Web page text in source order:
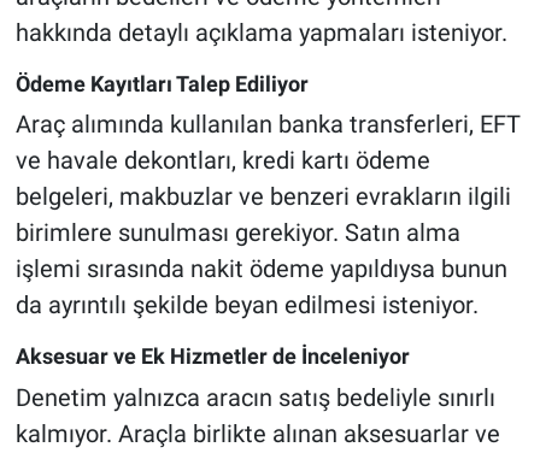
hakkında detaylı açıklama yapmaları isteniyor.
Ödeme Kayıtları Talep Ediliyor
Araç alımında kullanılan banka transferleri, EFT
ve havale dekontları, kredi kartı ödeme
belgeleri, makbuzlar ve benzeri evrakların ilgili
birimlere sunulması gerekiyor. Satın alma
işlemi sırasında nakit ödeme yapıldıysa bunun
da ayrıntılı şekilde beyan edilmesi isteniyor.
Aksesuar ve Ek Hizmetler de İnceleniyor
Denetim yalnızca aracın satış bedeliyle sınırlı
kalmıyor. Araçla birlikte alınan aksesuarlar ve